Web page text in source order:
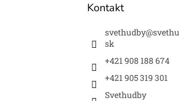
Kontakt
svethudby@
sk
+421 908 188 674
+421 905 319 301
Svethudby